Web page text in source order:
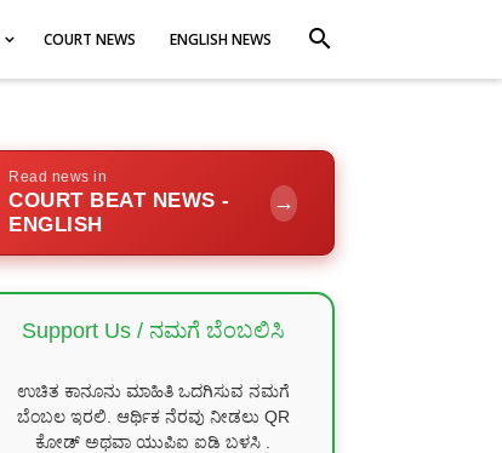
COURT NEWS ENGLISH NEWS search
Read news in
COURT BEAT NEWS -
ENGLISH
→
Support Us / ನಮಗೆ ಬೆಂಬಲಿಸಿ
ಉಚಿತ ಕಾನೂನು ಮಾಹಿತಿ ಒದಗಿಸುವ ನಮಗೆ
ಬೆಂಬಲ ಇರಲಿ. ಆರ್ಥಿಕ ನೆರವು ನೀಡಲು QR
ಕೋಡ್ ಅಥವಾ ಯುಪಿಐ ಐಡಿ ಬಳಸಿ .